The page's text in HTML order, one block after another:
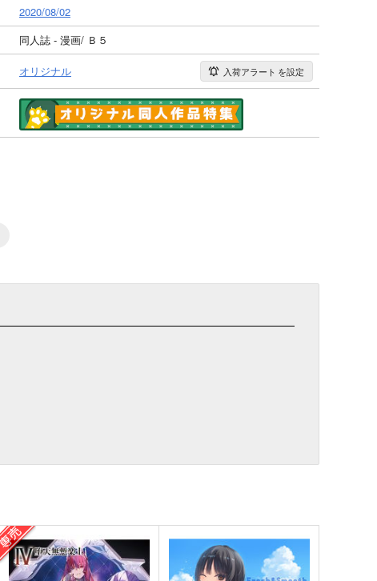
2020/08/02
同人誌 - 漫画/ Ｂ５
オリジナル 入荷アラート を設定